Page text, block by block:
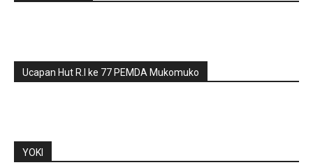
Ucapan Hut R.I ke 77 PEMDA Mukomuko
YOKI